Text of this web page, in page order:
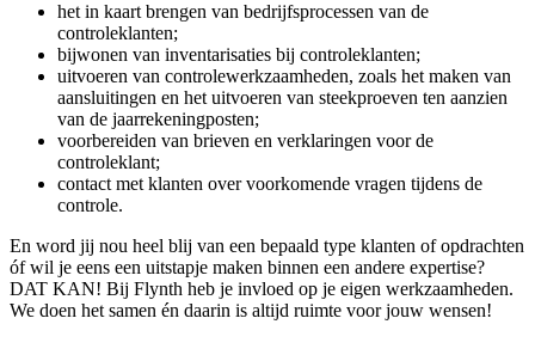
het in kaart brengen van bedrijfsprocessen van de
controleklanten;
bijwonen van inventarisaties bij controleklanten;
uitvoeren van controlewerkzaamheden, zoals het maken van
aansluitingen en het uitvoeren van steekproeven ten aanzien
van de jaarrekeningposten;
voorbereiden van brieven en verklaringen voor de
controleklant;
contact met klanten over voorkomende vragen tijdens de
controle.
En word jij nou heel blij van een bepaald type klanten of opdrachten
óf wil je eens een uitstapje maken binnen een andere expertise?
DAT KAN! Bij Flynth heb je invloed op je eigen werkzaamheden.
We doen het samen én daarin is altijd ruimte voor jouw wensen!